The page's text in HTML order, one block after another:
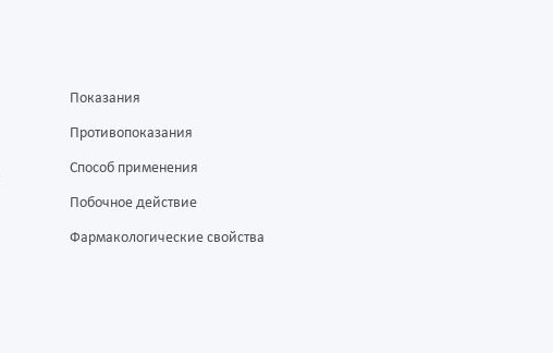
Показания
Противопоказания
Способ применения
Побочное действие
Фармакологические свойства